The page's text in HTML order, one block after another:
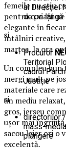
al Direcţiei
de pe
si
Procuror
Teritorial
cadrul
Justiţie
si
directorilor
mass-
plangere
femeile nu știu
pentru o viață
elegante în
întâlniri
marțea, la ora
Un compleu bun
mergi mult pe
materiale care
un mediu
gros, jerseu
ușor mai
sacou lejer ori o
excelentă.